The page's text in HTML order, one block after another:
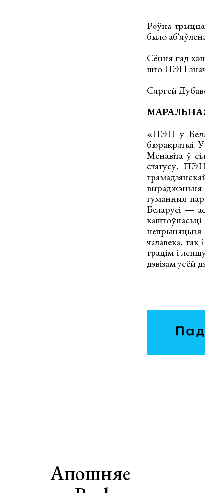
Роўна
было
Сёння пад
што ПЭН
Сяргей
«ПЭН у
бюракратыі.
Менавіта ў
статусу,
выраджэньня
гуманныя
Беларусі —
чалавека,
трацім і
дэвізам усёй
Апошняе